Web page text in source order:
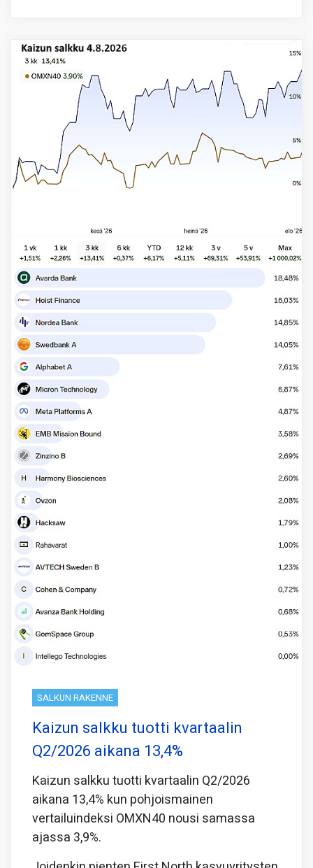
SALKUN RAKENNE
Kaizun salkku tuotti kvartaalin
Q2/2026 aikana 13,4%
Kaizun salkku tuotti kvartaalin Q2/2026
aikana 13,4% kun pohjoismainen
vertailuindeksi OMXN40 nousi samassa
ajassa 3,9%.